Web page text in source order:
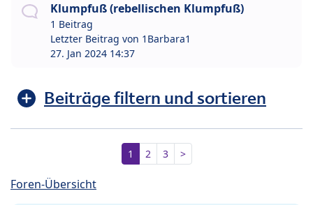
Klumpfuß (rebellischen Klumpfuß)
1 Beitrag
Letzter Beitrag von 1Barbara1
27. Jan 2024 14:37
Beiträge filtern und sortieren
1 2 3 >
Foren-Übersicht